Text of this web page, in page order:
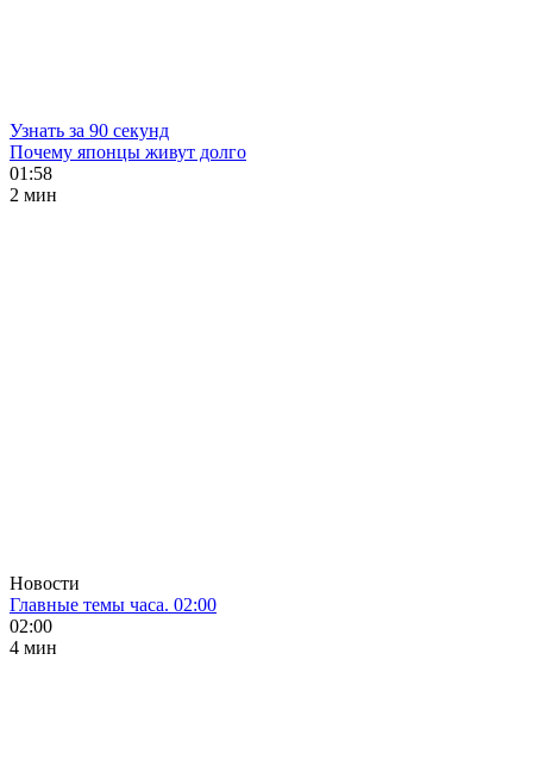
Узнать за 90 секунд
Почему японцы живут долго
01:58
2 мин
Новости
Главные темы часа. 02:00
02:00
4 мин